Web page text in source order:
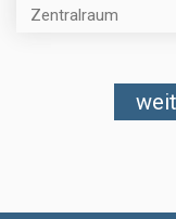
Zentralraum